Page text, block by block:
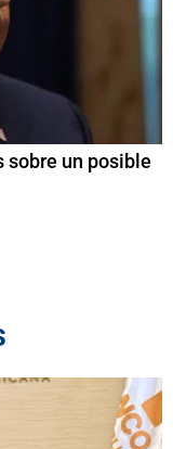
sobre un posible